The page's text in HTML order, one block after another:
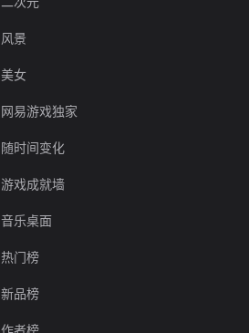
风景
美女
网易游戏独家
随时间变化
游戏成就墙
音乐桌面
热门榜
新品榜
作者榜